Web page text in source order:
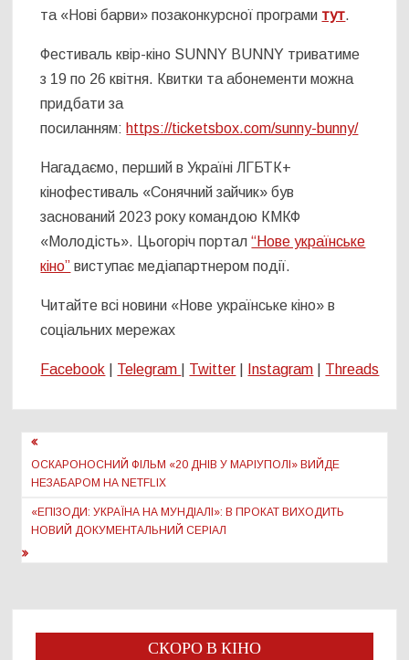
та «Нові барви» позаконкурсної програми тут.
Фестиваль квір-кіно SUNNY BUNNY триватиме
з 19 по 26 квітня. Квитки та абонементи можна
придбати за
посиланням: https://ticketsbox.com/sunny-bunny/
Нагадаємо, перший в Україні ЛГБТК+
кінофестиваль «Сонячний зайчик» був
заснований 2023 року командою КМКФ
«Молодість». Цьогоріч портал“Нове українське
кіно” виступає медіапартнером події.
Читайте всі новини «Нове українське кіно» в
соціальних мережах
Facebook Telegram Twitter Instagram Threads
Навігація
записів
ОСКАРОНОСНИЙ ФІЛЬМ «20 ДНІВ У МАРІУПОЛІ» ВИЙДЕ
НЕЗАБАРОМ НА NETFLIX
«ЕПІЗОДИ: УКРАЇНА НА МУНДІАЛІ»: В ПРОКАТ ВИХОДИТЬ
НОВИЙ ДОКУМЕНТАЛЬНИЙ СЕРІАЛ
СКОРО В КІНО